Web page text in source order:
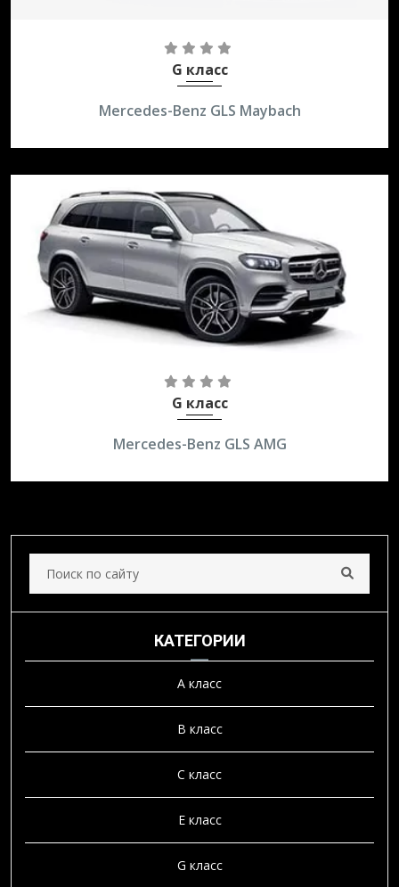
4,0 AT AWD
G класс
Mercedes-Benz GLS Maybach
4,0 AT AWD
G класс
Mercedes-Benz GLS AMG
КАТЕГОРИИ
A класс
B класс
C класс
E класс
G класс